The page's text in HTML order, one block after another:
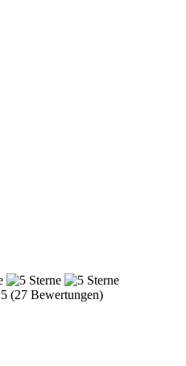
(27 Bewertungen)